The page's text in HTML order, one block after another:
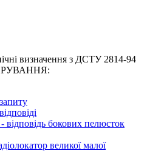
визначення з ДСТУ 2814-94
відповідь бокових пелюсток
великої малої